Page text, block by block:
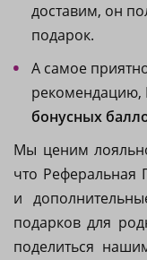
доставим, он
подарок.
А самое
рекомендацию,
бонусных
Мы ценим
что Реферальная
и
подарков для
поделиться